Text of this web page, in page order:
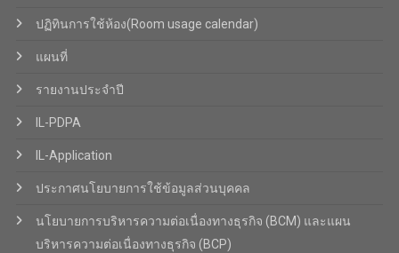
ปฏิทินการใช้ห้อง(Room usage calendar)
แผนที่
รายงานประจำปี
IL-PDPA
IL-Application
ประกาศนโยบายการใช้ข้อมูลส่วนบุคคล
นโยบายการบริหารความต่อเนื่องทางธุรกิจ (BCM) และแผน
บริหารความต่อเนื่องทางธุรกิจ (BCP)